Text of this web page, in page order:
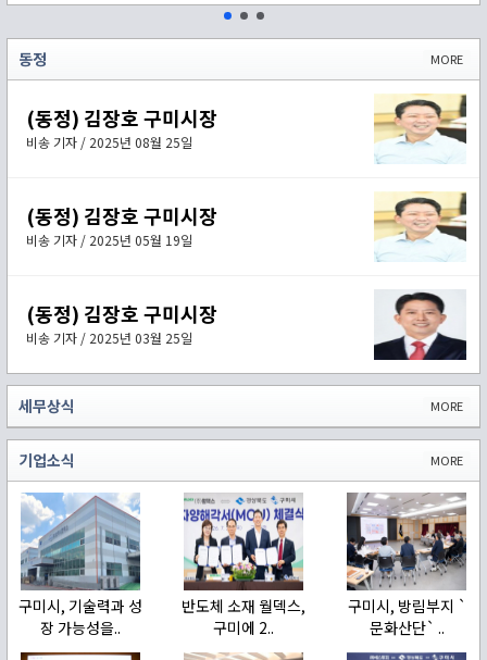
MORE
동정
(동정) 김장호 구미시장
비송 기자 / 2025년 08월 25일
(동정) 김장호 구미시장
비송 기자 / 2025년 05월 19일
(동정) 김장호 구미시장
비송 기자 / 2025년 03월 25일
MORE
세무상식
MORE
기업소식
구미시, 기술력과 성
장 가능성을..
반도체 소재 월덱스,
구미에 2..
구미시, 방림부지 `
문화산단` ..